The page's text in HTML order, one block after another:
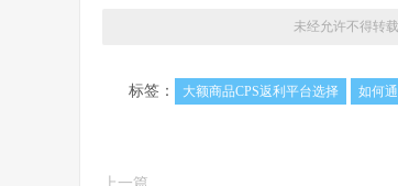
未经允许不得转载
标签： 大额商品CPS返利平台选择 如何